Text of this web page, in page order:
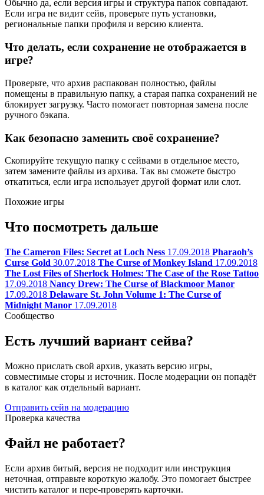
Обычно да, если версия игры и структура папок совпадают.
Если игра не видит сейв, проверьте путь установки,
региональные папки профиля и версию клиента.
Что делать, если сохранение не отображается в
игре?
Проверьте, что архив распакован полностью, файлы
помещены в правильную папку, а старая папка сохранений не
блокирует загрузку. Часто помогает повторная замена после
ручного бэкапа.
Как безопасно заменить своё сохранение?
Скопируйте текущую папку с сейвами в отдельное место,
затем замените файлы из архива. Так вы сможете быстро
откатиться, если игра использует другой формат или слот.
Похожие игры
Что посмотреть дальше
The Cameron Files: Secret at Loch Ness 17.09.2018 Pharaoh’s
Curse Gold 30.07.2018 The Curse of Monkey Island 17.09.2018
The Lost Files of Sherlock Holmes: The Case of the Rose Tattoo
17.09.2018 Nancy Drew: The Curse of Blackmoor Manor
17.09.2018 Delaware St. John Volume 1: The Curse of
Midnight Manor 17.09.2018
Сообщество
Есть лучший вариант сейва?
Можно прислать свой архив, указать версию игры,
совместимые сторы и источник. После модерации он попадёт
в каталог как отдельный вариант.
Отправить сейв на модерацию
Проверка качества
Файл не работает?
Если архив битый, версия не подходит или инструкция
неточная, отправьте короткую жалобу. Это помогает быстрее
чистить каталог и пере-проверять карточки.